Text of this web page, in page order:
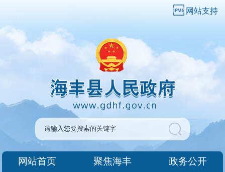
网站支持
网站首页 聚焦海丰
政务公开